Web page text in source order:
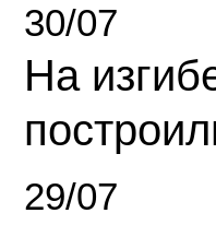
30/07
На
29/07